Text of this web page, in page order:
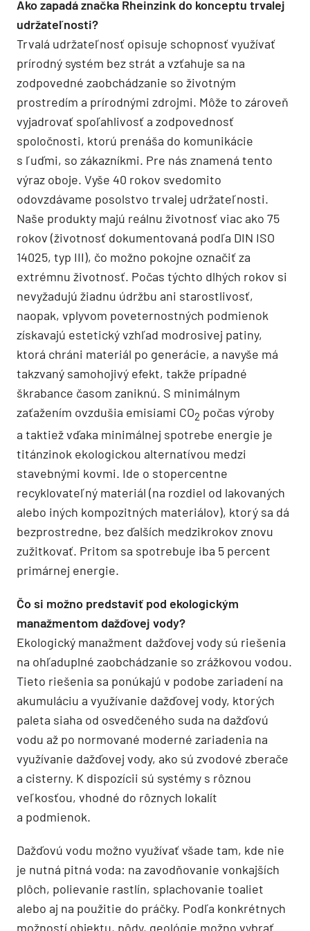
Ako zapadá značka Rheinzink do konceptu trvalej
udržateľnosti?
Trvalá udržateľnosť opisuje schopnosť využívať
prírodný systém bez strát a vzťahuje sa na
zodpovedné zaobchádzanie so životným
prostredím a prírodnými zdrojmi. Môže to zároveň
vyjadrovať spoľahlivosť a zodpovednosť
spoločnosti, ktorú prenáša do komunikácie
s ľuďmi, so zákazníkmi. Pre nás znamená tento
výraz oboje. Vyše 40 rokov svedomito
odovzdávame posolstvo trvalej udržateľnosti.
Naše produkty majú reálnu životnosť viac ako 75
rokov (životnosť dokumentovaná podľa DIN ISO
14025, typ III), čo možno pokojne označiť za
extrémnu životnosť. Počas týchto dlhých rokov si
nevyžadujú žiadnu údržbu ani starostlivosť,
naopak, vplyvom poveternostných podmienok
získavajú estetický vzhľad modrosivej patiny,
ktorá chráni materiál po generácie, a navyše má
takzvaný samohojivý efekt, takže prípadné
škrabance časom zaniknú. S minimálnym
zaťažením ovzdušia emisiami CO2 počas výroby
a taktiež vďaka minimálnej spotrebe energie je
titánzinok ekologickou alternatívou medzi
stavebnými kovmi. Ide o stopercentne
recyklovateľný materiál (na rozdiel od lakovaných
alebo iných kompozitných materiálov), ktorý sa dá
bezprostredne, bez ďalších medzikrokov znovu
zužitkovať. Pritom sa spotrebuje iba 5 percent
primárnej energie.
Čo si možno predstaviť pod ekologickým
manažmentom dažďovej vody?
Ekologický manažment dažďovej vody sú riešenia
na ohľaduplné zaobchádzanie so zrážkovou vodou.
Tieto riešenia sa ponúkajú v podobe zariadení na
akumuláciu a využívanie dažďovej vody, ktorých
paleta siaha od osvedčeného suda na dažďovú
vodu až po normované moderné zariadenia na
využívanie dažďovej vody, ako sú zvodové zberače
a cisterny. K dispozícii sú systémy s rôznou
veľkosťou, vhodné do rôznych lokalít
a podmienok.
Dažďovú vodu možno využívať všade tam, kde nie
je nutná pitná voda: na zavodňovanie vonkajších
plôch, polievanie rastlín, splachovanie toaliet
alebo aj na použitie do práčky. Podľa konkrétnych
možností objektu, pôdy, geológie možno vybrať